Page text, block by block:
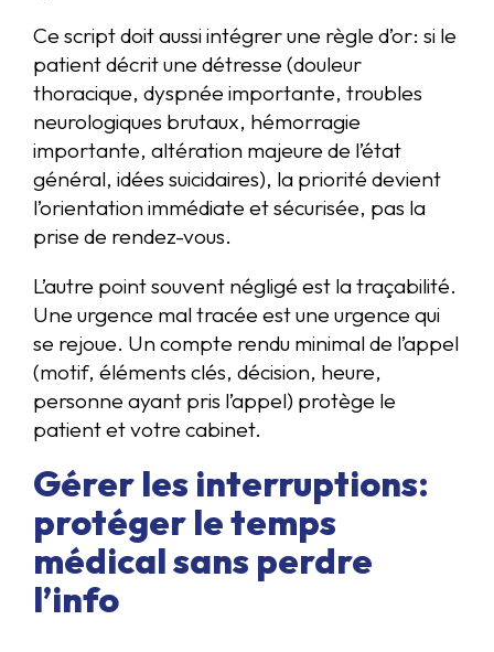
Ce script doit aussi intégrer une règle d’or: si le
patient décrit une détresse (douleur
thoracique, dyspnée importante, troubles
neurologiques brutaux, hémorragie
importante, altération majeure de l’état
général, idées suicidaires), la priorité devient
l’orientation immédiate et sécurisée, pas la
prise de rendez-vous.
L’autre point souvent négligé est la traçabilité.
Une urgence mal tracée est une urgence qui
se rejoue. Un compte rendu minimal de l’appel
(motif, éléments clés, décision, heure,
personne ayant pris l’appel) protège le
patient et votre cabinet.
Gérer les interruptions:
protéger le temps
médical sans perdre
l’info